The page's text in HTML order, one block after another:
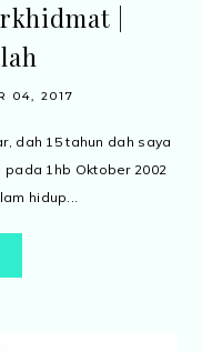
|
04, 2017
dah 15 tahun dah saya
1hb Oktober 2002
hidup...